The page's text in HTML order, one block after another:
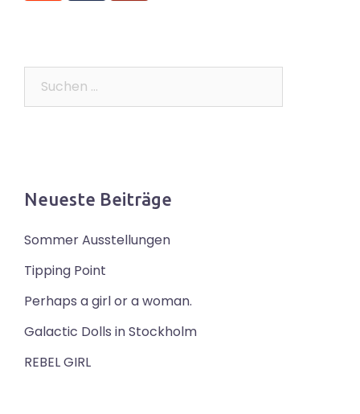
Suchen
Neueste Beiträge
Sommer Ausstellungen
Tipping Point
Perhaps a girl or a woman.
Galactic Dolls in Stockholm
REBEL GIRL